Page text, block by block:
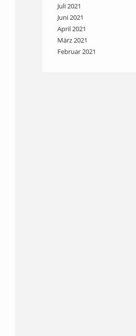
Juli 2021
Juni 2021
April 2021
März 2021
Februar 2021